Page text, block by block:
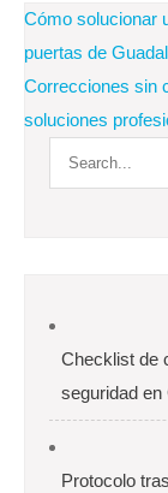
de
entradas
Cómo solucionar
puertas de
Correcciones sin
soluciones
Checklist de
seguridad en
Protocolo